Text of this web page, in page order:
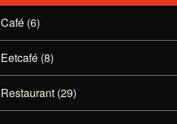
Café (6)
Eetcafé (8)
Restaurant (29)